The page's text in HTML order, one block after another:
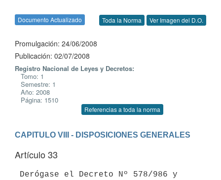
Documento Actualizado Toda la Norma Ver Imagen del D.O.
Promulgación: 24/06/2008
Publicación: 02/07/2008
Registro Nacional de Leyes y Decretos:
Tomo: 1
Semestre: 1
Año: 2008
Página: 1510
Referencias a toda la norma
CAPITULO VIII - DISPOSICIONES GENERALES
Artículo 33